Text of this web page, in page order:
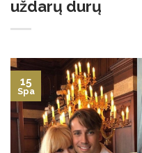
uždarų durų
15
Spa